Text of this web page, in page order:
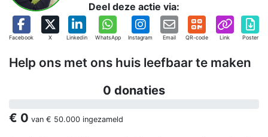
Deel deze actie via:
Facebook X Linkedin WhatsApp Instagram Email QR-code Link Poster
Help ons met ons huis leefbaar te maken
0 donaties
€ 0 van € 50.000 ingezameld